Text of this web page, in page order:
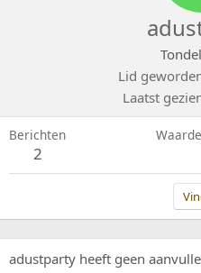
Lid
Laatst
Berichten
2
adustparty heeft geen